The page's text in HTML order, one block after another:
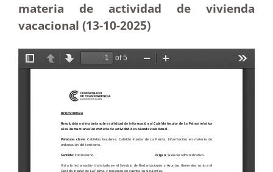
materia de actividad de vivienda
vacacional (13-10-2025)